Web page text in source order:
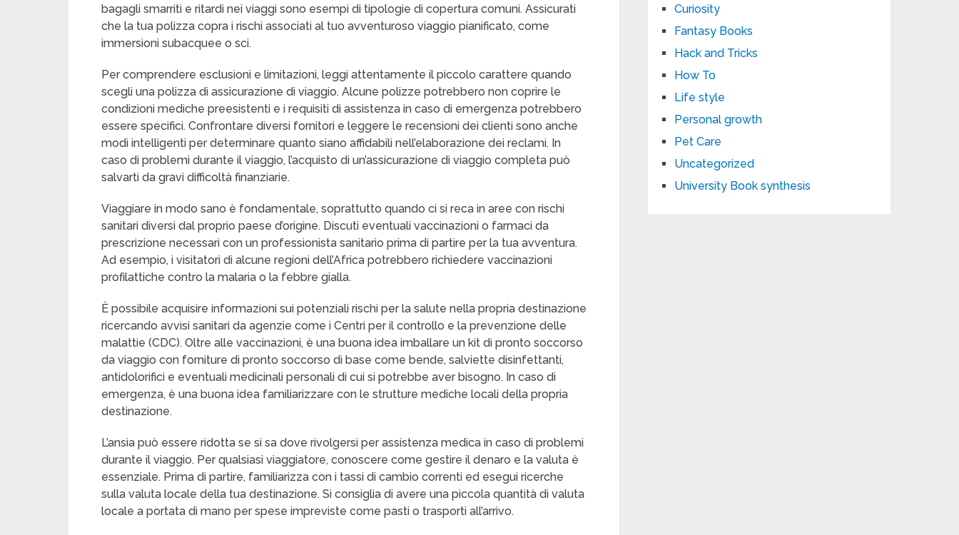
bagagli smarriti e ritardi nei viaggi sono esempi di tipologie di copertura comuni. Assicurati
che la tua polizza copra i rischi associati al tuo avventuroso viaggio pianificato, come
immersioni subacquee o sci.
Per comprendere esclusioni e limitazioni, leggi attentamente il piccolo carattere quando
scegli una polizza di assicurazione di viaggio. Alcune polizze potrebbero non coprire le
condizioni mediche preesistenti e i requisiti di assistenza in caso di emergenza potrebbero
essere specifici. Confrontare diversi fornitori e leggere le recensioni dei clienti sono anche
modi intelligenti per determinare quanto siano affidabili nell’elaborazione dei reclami. In
caso di problemi durante il viaggio, l’acquisto di un’assicurazione di viaggio completa può
salvarti da gravi difficoltà finanziarie.
Viaggiare in modo sano è fondamentale, soprattutto quando ci si reca in aree con rischi
sanitari diversi dal proprio paese d’origine. Discuti eventuali vaccinazioni o farmaci da
prescrizione necessari con un professionista sanitario prima di partire per la tua avventura.
Ad esempio, i visitatori di alcune regioni dell’Africa potrebbero richiedere vaccinazioni
profilattiche contro la malaria o la febbre gialla.
È possibile acquisire informazioni sui potenziali rischi per la salute nella propria destinazione
ricercando avvisi sanitari da agenzie come i Centri per il controllo e la prevenzione delle
malattie (CDC). Oltre alle vaccinazioni, è una buona idea imballare un kit di pronto soccorso
da viaggio con forniture di pronto soccorso di base come bende, salviette disinfettanti,
antidolorifici e eventuali medicinali personali di cui si potrebbe aver bisogno. In caso di
emergenza, è una buona idea familiarizzare con le strutture mediche locali della propria
destinazione.
L’ansia può essere ridotta se si sa dove rivolgersi per assistenza medica in caso di problemi
durante il viaggio. Per qualsiasi viaggiatore, conoscere come gestire il denaro e la valuta è
essenziale. Prima di partire, familiarizza con i tassi di cambio correnti ed esegui ricerche
sulla valuta locale della tua destinazione. Si consiglia di avere una piccola quantità di valuta
locale a portata di mano per spese impreviste come pasti o trasporti all’arrivo.
Curiosity
Fantasy Books
Hack and Tricks
How To
Life style
Personal growth
Pet Care
Uncategorized
University Book synthesis